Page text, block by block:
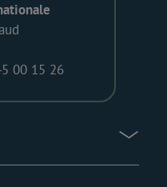
00 15 26